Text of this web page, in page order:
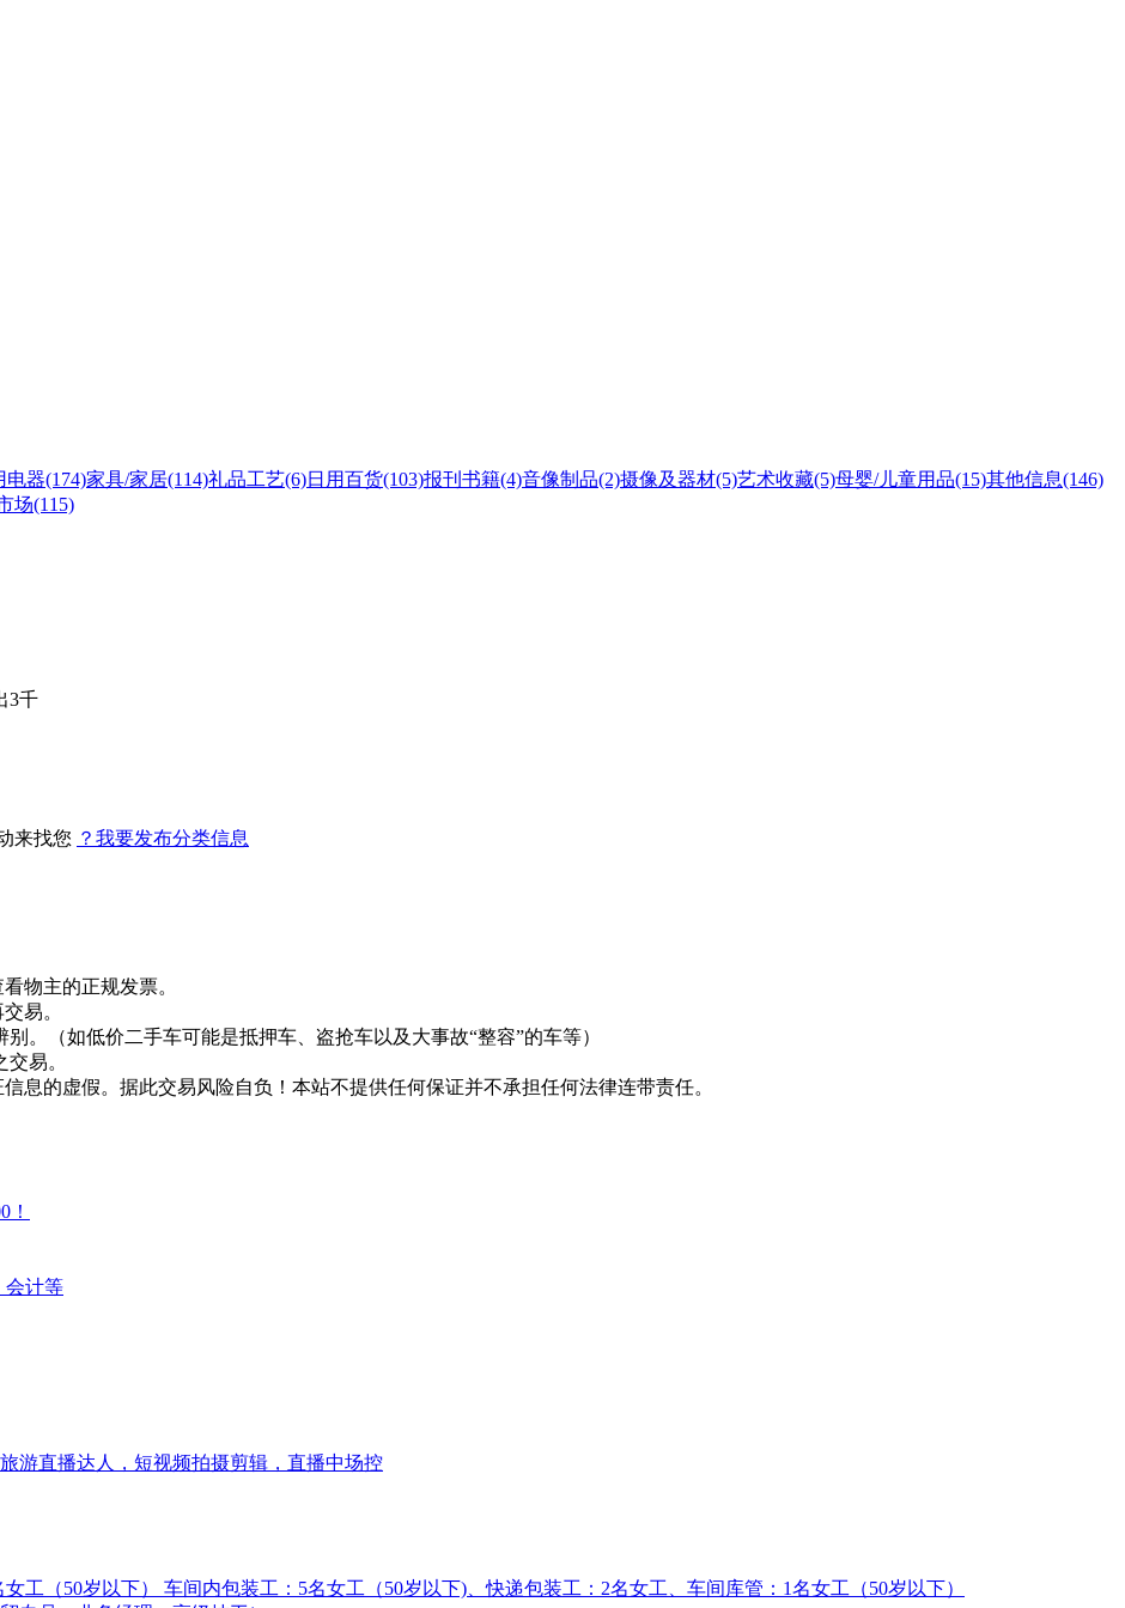
电器(174)家具/家居(114)礼品工艺(6)日用百货(103)报刊书籍(4)音像制品(2)摄像及器材(5)艺术收藏(5)母婴/儿童用品(15)其他信息(146)
场(115)
3千
来找您 ？我要发布分类信息
物主的正规发票。
易。
。（如低价二手车可能是抵押车、盗抢车以及大事故“整容”的车等）
易。
息的虚假。据此交易风险自负！本站不提供任何保证并不承担任何法律连带责任。
会计等
游直播达人，短视频拍摄剪辑，直播中场控
工（50岁以下） 车间内包装工：5名女工（50岁以下)、快递包装工：2名女工、车间库管：1名女工（50岁以下）